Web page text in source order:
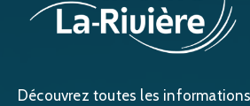
Découvrez toutes les